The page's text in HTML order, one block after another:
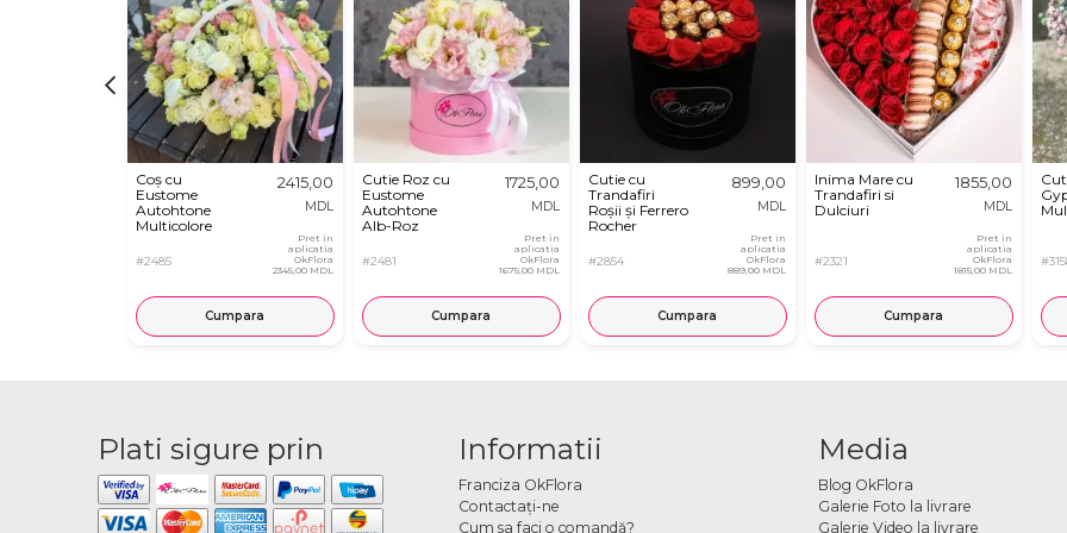
Coș cu
Eustome
Autohtone
Multicolore
#2485
2415,00
MDL
Pret in
aplicatia
OkFlora
2345,00 MDL
Cumpara
Cutie Roz cu
Eustome
Autohtone
Alb-Roz
#2481
1725,00
MDL
Pret in
aplicatia
OkFlora
1675,00 MDL
Cumpara
Cutie cu
Trandafiri
Roșii și Ferrero
Rocher
#2854
899,00
MDL
Pret in
aplicatia
OkFlora
889,00 MDL
Cumpara
Inima Mare cu
Trandafiri si
Dulciuri
#2321
1855,00
MDL
Pret in
aplicatia
OkFlora
1815,00 MDL
Cumpara
Plati sigure prin Informatii
Franciza OkFlora
Contactaţi-ne
Cum sa faci o comandă?
Media
Blog OkFlora
Galerie Foto la livrare
Galerie Video la livrare